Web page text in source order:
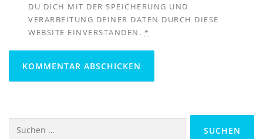
DU DICH MIT DER SPEICHERUNG UND
VERARBEITUNG DEINER DATEN DURCH DIESE
WEBSITE EINVERSTANDEN. *
Suchen